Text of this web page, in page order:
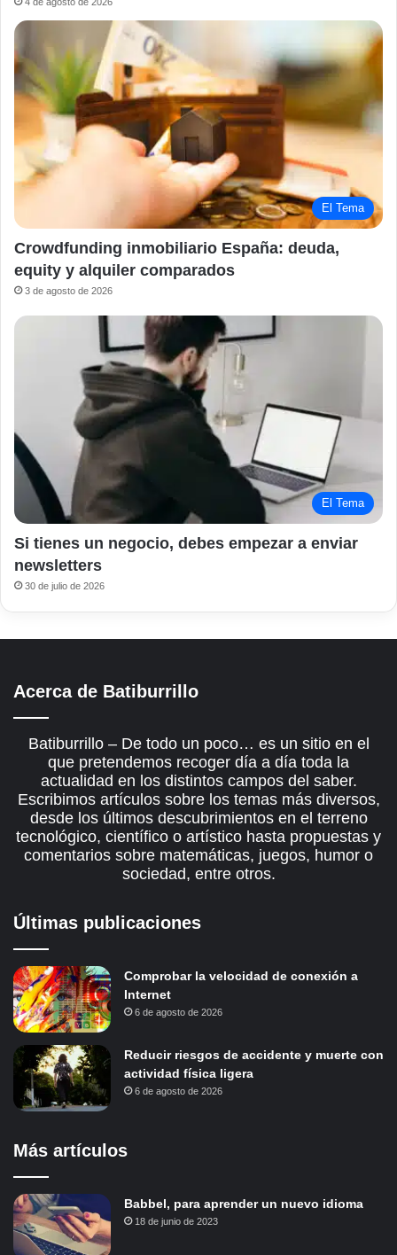
El Tema
Crowdfunding inmobiliario España: deuda,
equity y alquiler comparados
3 de agosto de 2026
El Tema
Si tienes un negocio, debes empezar a enviar
newsletters
30 de julio de 2026
Acerca de Batiburrillo
Batiburrillo – De todo un poco… es un sitio en el
que pretendemos recoger día a día toda la
actualidad en los distintos campos del saber.
Escribimos artículos sobre los temas más diversos,
desde los últimos descubrimientos en el terreno
tecnológico, científico o artístico hasta propuestas y
comentarios sobre matemáticas, juegos, humor o
sociedad, entre otros.
Últimas publicaciones
Comprobar la velocidad de conexión a
Internet
6 de agosto de 2026
Reducir riesgos de accidente y muerte con
actividad física ligera
6 de agosto de 2026
Más artículos
Babbel, para aprender un nuevo idioma
18 de junio de 2023